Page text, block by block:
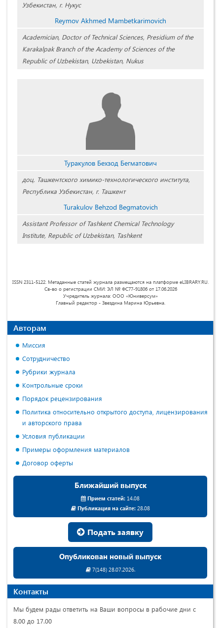
Узбекистан, г. Нукус
Reymov Akhmed Mambetkarimovich
Academician, Doctor of Technical Sciences, Presidium of the
Karakalpak Branch of the Academy of Sciences of the
Republic of Uzbekistan, Uzbekistan, Nukus
Туракулов Бехзод Бегматович
доц. Ташкентского химико-технологического института,
Республика Узбекистан, г. Ташкент
Turakulov Behzod Begmatovich
Assistant Professor of Tashkent Chemical Technology
Institute, Republic of Uzbekistan, Tashkent
ISSN 2311-5122. Метаданные статей журнала размещаются на платформе eLIBRARY.RU.
Св-во о регистрации СМИ: ЭЛ № ФС77-91806 от 17.06.2026
Учредитель журнала: ООО «Юниверсум»
Главный редактор - Звездина Марина Юрьевна.
Авторам
Миссия
Сотрудничество
Рубрики журнала
Контрольные сроки
Порядок рецензирования
Политика относительно открытого доступа, лицензирования
и авторского права
Условия публикации
Примеры оформления материалов
Договор оферты
Ближайший выпуск
Прием статей: 14.08
Публикация на сайте:28.08
Подать заявку
Опубликован новый выпуск
7(148) 28.07.2026.
Контакты
Мы будем рады ответить на Ваши вопросы в рабочие дни с
8.00 до 17.00